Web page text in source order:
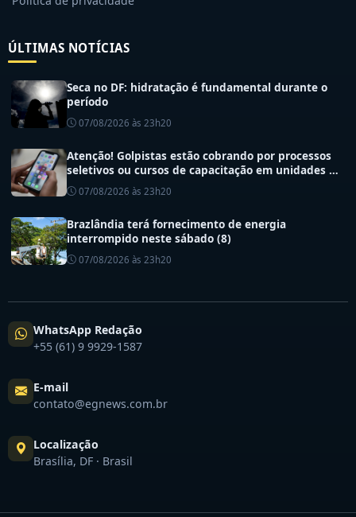
ÚLTIMAS NOTÍCIAS
Seca no DF: hidratação é fundamental durante o
período
07/08/2026 às 23h20
Atenção! Golpistas estão cobrando por processos
seletivos ou cursos de capacitação em unidades de
saúde do DF
07/08/2026 às 23h20
Brazlândia terá fornecimento de energia
interrompido neste sábado (8)
07/08/2026 às 23h20
WhatsApp Redação
+55 (61) 9 9929-1587
E-mail
contato@egnews.com.br
Localização
Brasília, DF · Brasil